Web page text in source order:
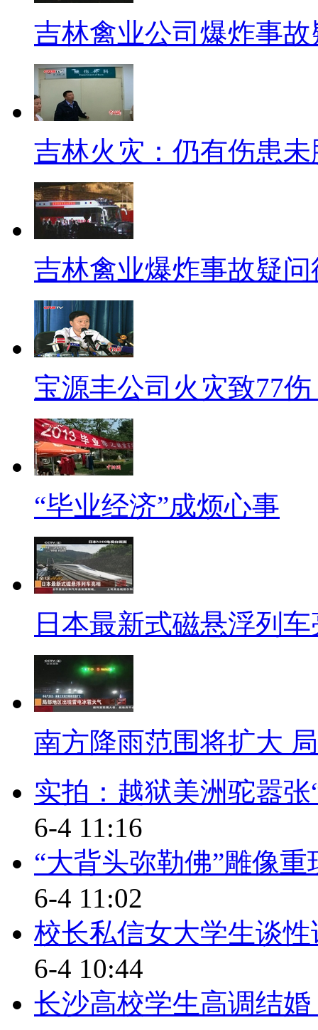
【解说】据广州市白云集团介
机每月1800元的底薪，还另外
班27升的气耗费用和每月500元
营，每班向公司缴交370元定额
个人所有。两班司机每月须做
自主选择休息或营运。
【口播】“聘任制”听起来新
《长江时评》就总结三大好
聘任制，聘任制是让广大的哥
迎。第二，收入不减，风险降
就解决了的哥的后顾之忧。
看来“聘任制”的好处不少，
制，仅仅“看上去很美””。为什
际上交的费用比承包制的承包
成本框架之下的费用承担，从承
《羊城晚报》则认为，新制度
无法判断任务定额是高还是低
但司机的社会保障福利元素更加
“聘任制”究竟如何，我们还得
标题：广州试行 “聘任制” 的
【同期】广州的士司机 梁先
现在是聘任制，对我们有病，
我们负担。现在这个聘任制的
一个月，要交4500多，少交了
【同期】广州的士司机 周先
应该是聘任制好一点吧(0055)
啊。(0110)
【同期】广州的士司机 张先
对于我们来说，聘任制的话，
钱左右，从这里可以看出来啦
每个月(工作)26天，说给你放假
吉林禽业公司爆炸事
吉林火灾：仍有伤患
吉林禽业爆炸事故疑问
宝源丰公司火灾致77
“毕业经济”成烦心事
日本最新式磁悬浮列
南方降雨范围将扩大
实拍：越狱美洲驼嚣
6-4 11:16
“大背头弥勒佛”雕像
6-4 11:02
校长私信女大学生谈
6-4 10:44
长沙高校学生高调结